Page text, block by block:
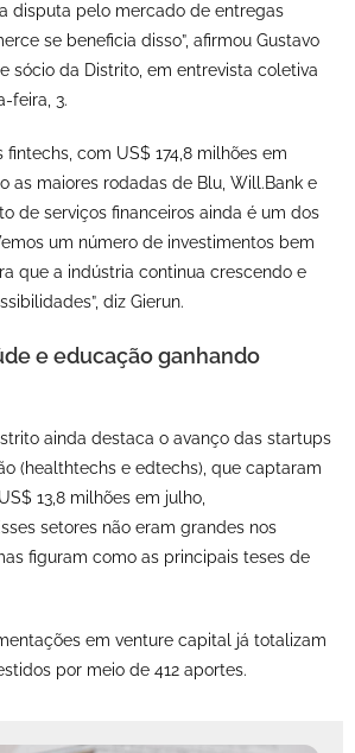
disputa pelo mercado de entregas
se beneficia disso”, afirmou Gustavo
sócio da Distrito, em entrevista coletiva
feira, 3.
fintechs, com US$ 174,8 milhões em
as maiores rodadas de Blu, Will.Bank e
de serviços financeiros ainda é um dos
um número de investimentos bem
que a indústria continua crescendo e
diz Gierun.
e educação ganhando
ainda destaca o avanço das startups
(healthtechs e edtechs), que captaram
13,8 milhões em julho,
setores não eram grandes nos
figuram como as principais teses de
em venture capital já totalizam
por meio de 412 aportes.